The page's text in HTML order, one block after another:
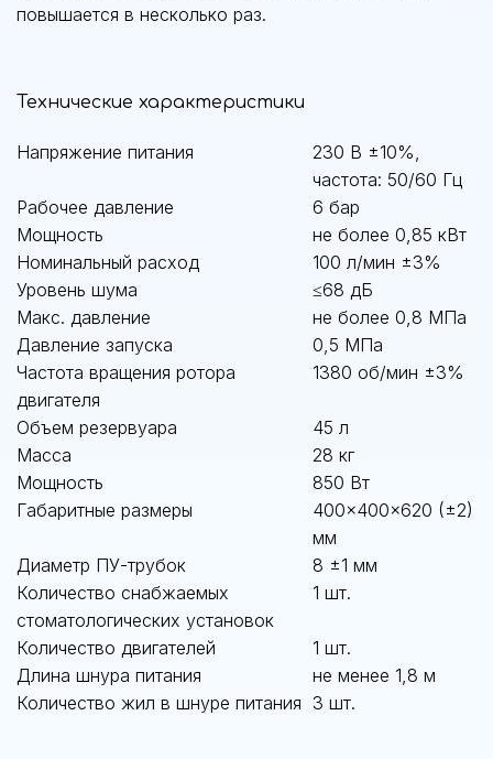
повышается в несколько раз.
Технические характеристики
Напряжение питания
230 В ±10%,
частота: 50/60 Гц
Рабочее давление
6 бар
Мощность
не более 0,85 кВт
Номинальный расход
100 л/мин ±3%
Уровень шума
≤68 дБ
Макс. давление
не более 0,8 МПа
Давление запуска
0,5 МПа
Частота вращения ротора
двигателя
1380 об/мин ±3%
Объем резервуара
45 л
Масса
28 кг
Мощность
850 Вт
Габаритные размеры
400×400×620 (±2)
мм
Диаметр ПУ-трубок
8 ±1 мм
Количество снабжаемых
стоматологических установок
1 шт.
Количество двигателей
1 шт.
Длина шнура питания
не менее 1,8 м
Количество жил в шнуре питания 3 шт.